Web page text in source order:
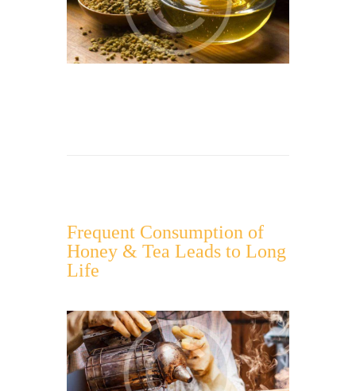
Frequent Consumption of
Honey & Tea Leads to Long
Life